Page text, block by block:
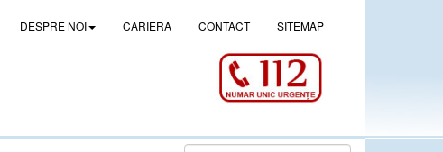
DESPRE NOI CARIERA CONTACT SITEMAP